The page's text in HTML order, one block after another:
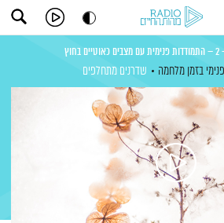
בזמן מלחמה שדרנים מתחלפים